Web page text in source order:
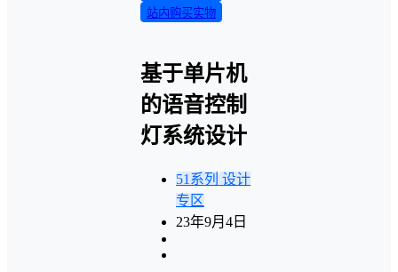
站内购买实物
基于单片机
的语音控制
灯系统设计
51系列 设计
专区
23年9月4日